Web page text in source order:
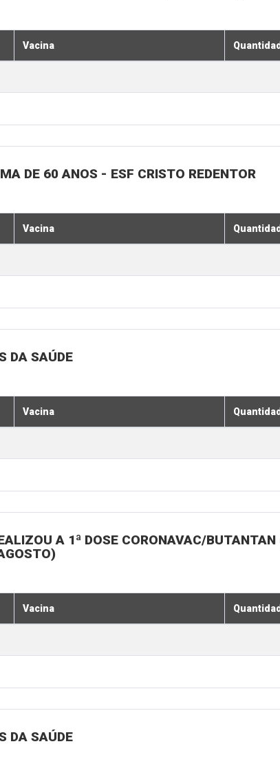
Vacina
DE 60 ANOS - ESF CRISTO REDENTOR
Vacina
DA SAÚDE
Vacina
A 1ª DOSE CORONAVAC/
Vacina
DA SAÚDE